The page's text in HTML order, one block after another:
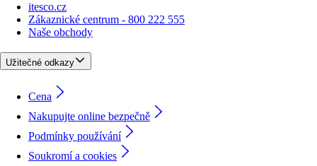
itesco.cz
Zákaznické centrum - 800 222 555
Naše obchody
Užitečné odkazy
Cena
Nakupujte online bezpečně
Podmínky používání
Soukromí a cookies